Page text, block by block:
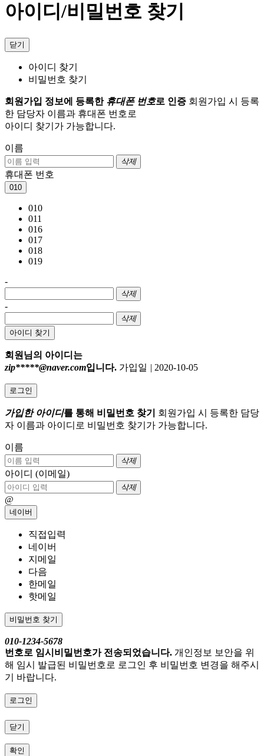
아이디/비밀번호 찾기
닫기
아이디 찾기
비밀번호 찾기
회원가입 정보에 등록한 휴대폰 번호로 인증 회원가입 시 등록
한 담당자 이름과 휴대폰 번호로
아이디 찾기가 가능합니다.
이름
삭제
휴대폰 번호
010
010
011
016
017
018
019
-
삭제
-
삭제
아이디 찾기
회원님의 아이디는
zip*****@naver.com입니다. 가입일 | 2020-10-05
로그인
가입한 아이디를 통해 비밀번호 찾기
회원가입 시 등록한 담당
자 이름과 아이디로 비밀번호 찾기가 가능합니다.
이름
삭제
아이디 (이메일)
삭제
@
네이버
직접입력
네이버
지메일
다음
한메일
핫메일
비밀번호 찾기
010-1234-5678
번호로 임시비밀번호가 전송되었습니다. 개인정보 보안을 위
해 임시 발급된 비밀번호로 로그인 후 비밀번호 변경을 해주시
기 바랍니다.
로그인
닫기
확인